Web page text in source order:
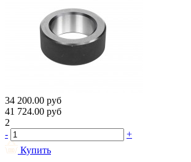
34 200.00 руб
41 724.00 руб
2
-
+
Купить